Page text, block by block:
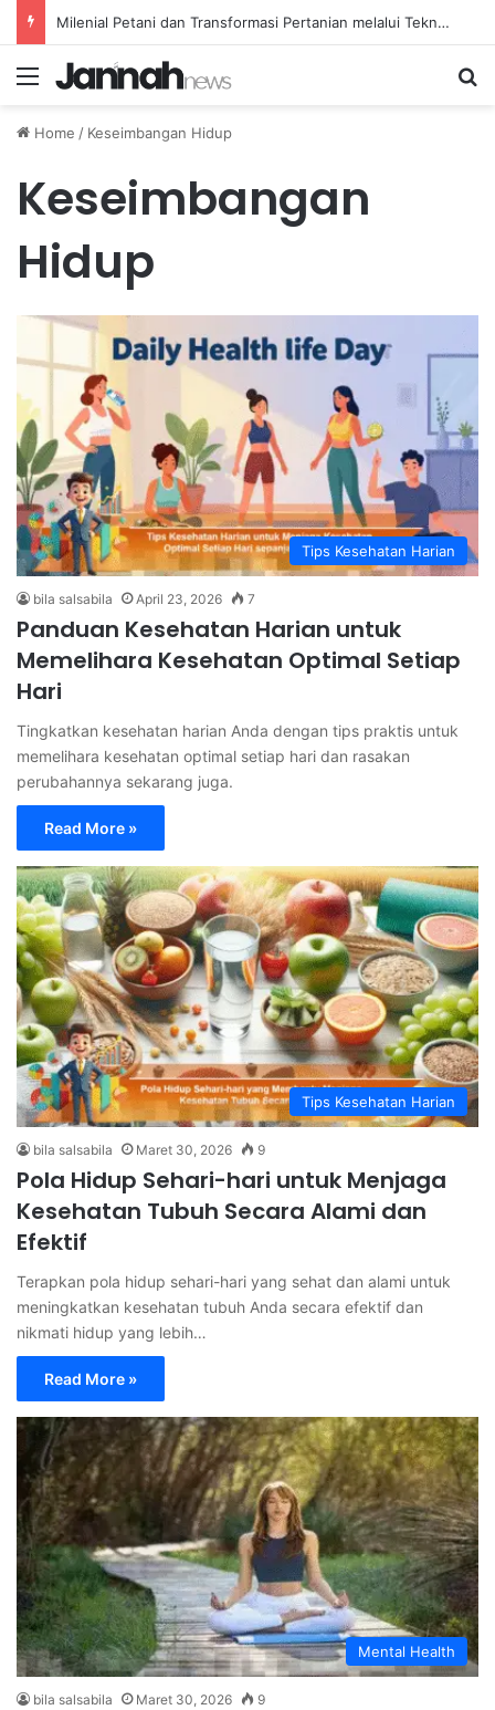
Milenial Petani dan Transformasi Pertanian melalui Teknologi Digital
Menu
Home / Keseimbangan Hidup
Keseimbangan
Hidup
Tips Kesehatan Harian
bila salsabila April 23, 2026 7
Panduan Kesehatan Harian untuk
Memelihara Kesehatan Optimal Setiap
Hari
Tingkatkan kesehatan harian Anda dengan tips praktis untuk
memelihara kesehatan optimal setiap hari dan rasakan
perubahannya sekarang juga.
Read More »
Tips Kesehatan Harian
bila salsabila Maret 30, 2026 9
Pola Hidup Sehari-hari untuk Menjaga
Kesehatan Tubuh Secara Alami dan
Efektif
Terapkan pola hidup sehari-hari yang sehat dan alami untuk
meningkatkan kesehatan tubuh Anda secara efektif dan
nikmati hidup yang lebih…
Read More »
Mental Health
bila salsabila Maret 30, 2026 9